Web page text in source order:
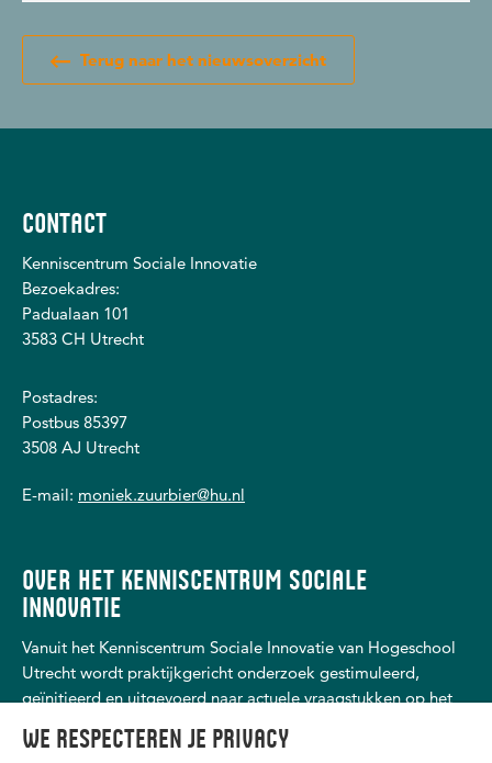
We respecteren je privacy
Terug naar het nieuwsoverzicht
CONTACT
Kenniscentrum Sociale Innovatie
Bezoekadres:
Padualaan 101
3583 CH Utrecht
Postadres:
Postbus 85397
3508 AJ Utrecht
E-mail: moniek.zuurbier@hu.nl
OVER HET KENNISCENTRUM SOCIALE
INNOVATIE
Vanuit het Kenniscentrum Sociale Innovatie van Hogeschool
Utrecht wordt praktijkgericht onderzoek gestimuleerd,
geïnitieerd en uitgevoerd naar actuele vraagstukken op het
dienstverlening, (schuld)hulp- en dienstverlening, personeel